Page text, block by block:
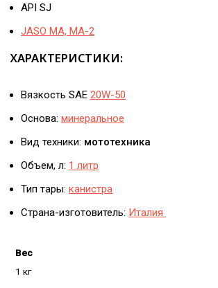
API SJ
JASO MA, MA-2
ХАРАКТЕРИСТИКИ:
Вязкость SAE 20W-50
Основа: минеральное
Вид техники: мототехника
Объем, л: 1 литр
Тип тары: канистра
Страна-изготовитель: Италия
Вес
1 кг